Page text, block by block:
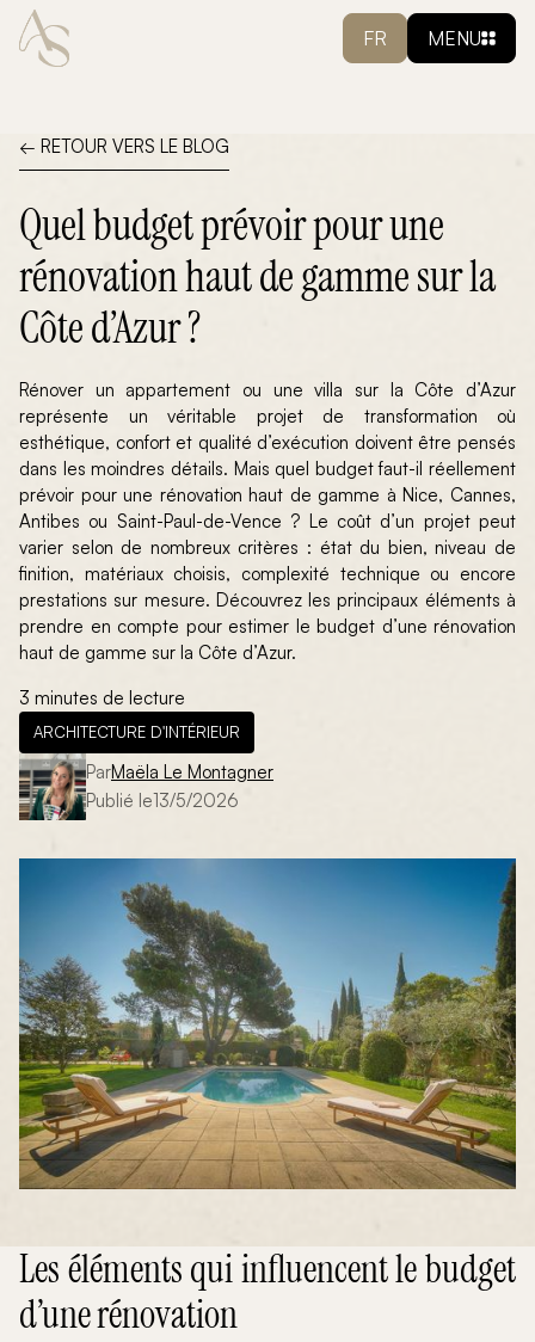
FR MENU
← RETOUR VERS LE BLOG
Quel budget prévoir pour une
rénovation haut de gamme sur la
Côte d’Azur ?
Rénover un appartement ou une villa sur la Côte d’Azur
représente un véritable projet de transformation où
esthétique, confort et qualité d’exécution doivent être pensés
dans les moindres détails. Mais quel budget faut-il réellement
prévoir pour une rénovation haut de gamme à Nice, Cannes,
Antibes ou Saint-Paul-de-Vence ? Le coût d’un projet peut
varier selon de nombreux critères : état du bien, niveau de
finition, matériaux choisis, complexité technique ou encore
prestations sur mesure. Découvrez les principaux éléments à
prendre en compte pour estimer le budget d’une rénovation
haut de gamme sur la Côte d’Azur.
ParMaëla Le Montagner
Publié le13/5/2026
3 minutes de lecture
ARCHITECTURE D'INTÉRIEUR
Les éléments qui influencent le budget
d’une rénovation